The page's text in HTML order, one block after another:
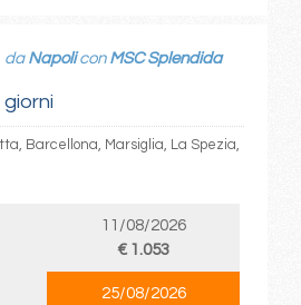
da Napolicon MSC Splendida
Barcellona, Marsiglia, La Spezia,
11/08/2026
€ 1.053
25/08/2026